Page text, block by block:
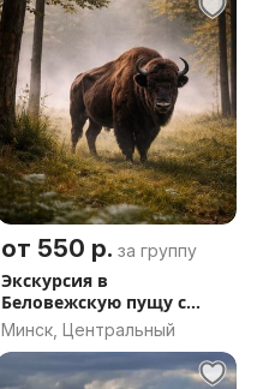
от 550 р. за группу
Экскурсия в
Беловежскую пущу с
трансфером из Минска
Минск, Центральный